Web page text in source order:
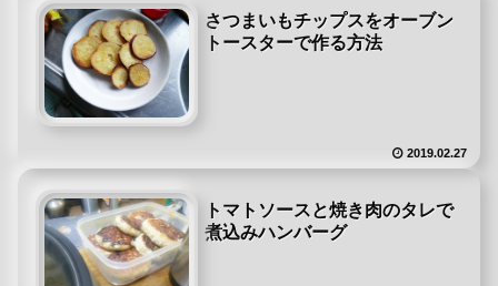
さつまいもチップスをオーブン
トースターで作る方法
2019.02.27
トマトソースと焼き肉のタレで
煮込みハンバーグ